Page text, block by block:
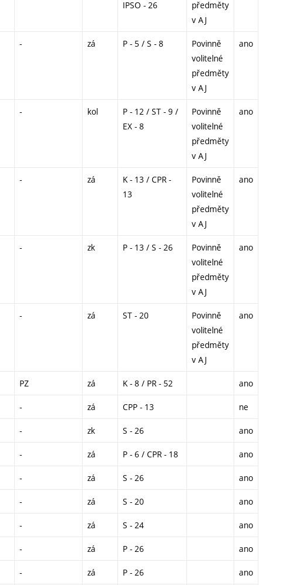
IPSO - 26
předměty
v AJ
- zá P - 5 / S - 8
Povinně
volitelné
předměty
v AJ
ano
- kol
P - 12 / ST - 9 /
EX - 8
Povinně
volitelné
předměty
v AJ
ano
- zá
K - 13 / CPR -
13
Povinně
volitelné
předměty
v AJ
ano
- zk P - 13 / S - 26
Povinně
volitelné
předměty
v AJ
ano
- zá ST - 20
Povinně
volitelné
předměty
v AJ
ano
PZ zá K - 8 / PR - 52 ano
- zá CPP - 13 ne
- zk S - 26 ano
- zá P - 6 / CPR - 18 ano
- zá S - 26 ano
- zá S - 20 ano
- zá S - 24 ano
- zá P - 26 ano
- zá P - 26 ano